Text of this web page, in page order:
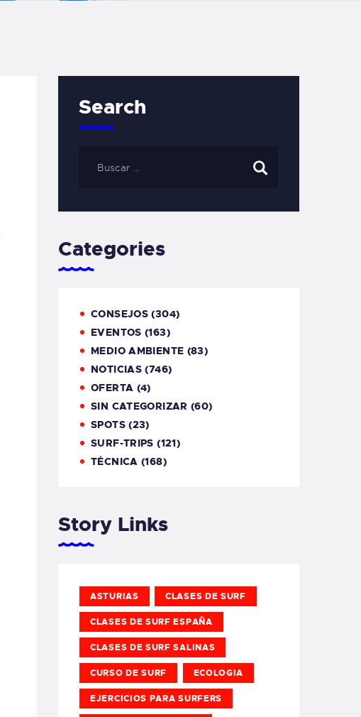
Search
Categories
CONSEJOS (304)
EVENTOS (163)
MEDIO AMBIENTE (83)
NOTICIAS (746)
OFERTA (4)
SIN CATEGORIZAR (60)
SPOTS(23)
SURF-TRIPS (121)
TÉCNICA (168)
Story Links
ASTURIAS CLASES DE SURF
CLASES DE SURF ESPAÑA
CLASES DE SURF SALINAS
CURSO DE SURF ECOLOGIA
EJERCICIOS PARA SURFERS